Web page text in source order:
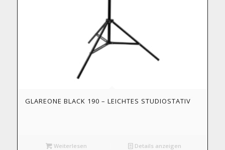
GLAREONE BLACK 190 – LEICHTES STUDIOSTATIV
Weiterlesen Details anzeigen